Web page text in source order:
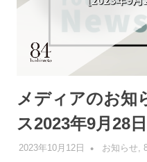
メディアのお知
ス2023年9月28
2023年10月12日 管理者
お知らせ,